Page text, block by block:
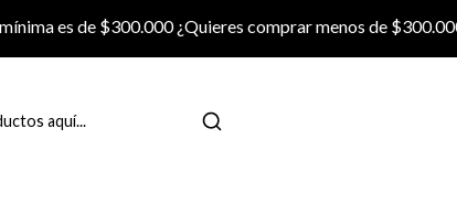
es de $300.000 ¿Quieres comprar menos de